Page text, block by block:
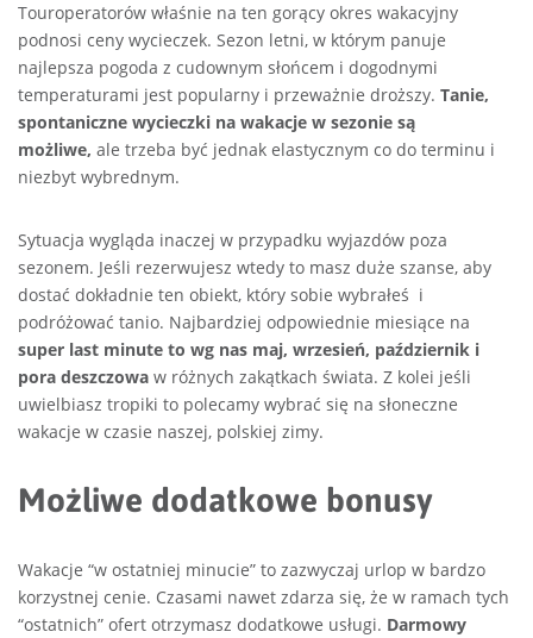
Touroperatorów właśnie na ten gorący okres wakacyjny
podnosi ceny wycieczek. Sezon letni, w którym panuje
najlepsza pogoda z cudownym słońcem i dogodnymi
temperaturami jest popularny i przeważnie droższy. Tanie,
spontaniczne wycieczki na wakacje w sezonie są
możliwe, ale trzeba być jednak elastycznym co do terminu i
niezbyt wybrednym.
Sytuacja wygląda inaczej w przypadku wyjazdów poza
sezonem. Jeśli rezerwujesz wtedy to masz duże szanse, aby
dostać dokładnie ten obiekt, który sobie wybrałeś i
podróżować tanio. Najbardziej odpowiednie miesiące na
super last minute to wg nas maj, wrzesień, październik i
pora deszczowa w różnych zakątkach świata. Z kolei jeśli
uwielbiasz tropiki to polecamy wybrać się na słoneczne
wakacje w czasie naszej, polskiej zimy.
Możliwe dodatkowe bonusy
Wakacje “w ostatniej minucie” to zazwyczaj urlop w bardzo
korzystnej cenie. Czasami nawet zdarza się, że w ramach tych
“ostatnich” ofert otrzymasz dodatkowe usługi. Darmowy